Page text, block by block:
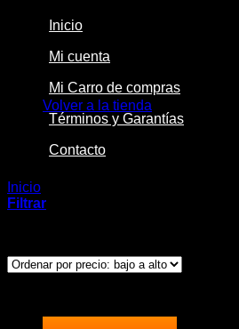
Volver a la tienda
Inicio
Mi cuenta
Mi Carro de compras
Términos y Garantías
Contacto
Inicio
Filtrar
precio: